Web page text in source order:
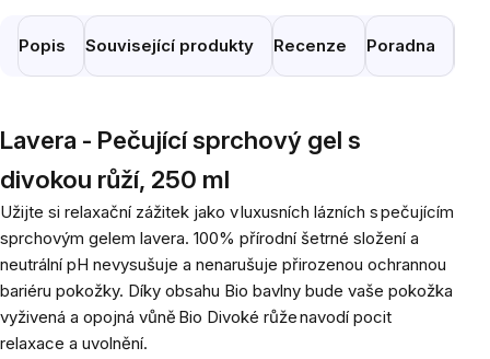
Popis Související produkty Recenze Poradna
Lavera - Pečující sprchový gel s
divokou růží, 250 ml
Užijte si relaxační zážitek jako v luxusních lázních s pečujícím
sprchovým gelem lavera. 100% přírodní šetrné složení a
neutrální pH nevysušuje a nenarušuje přirozenou ochrannou
bariéru pokožky. Díky obsahu Bio bavlny bude vaše pokožka
vyživená a opojná vůně Bio Divoké růže navodí pocit
relaxace a uvolnění.